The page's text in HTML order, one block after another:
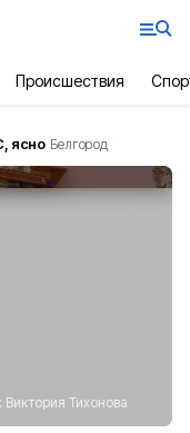
Происшествия
ясно Белгород
Виктория Тихонова